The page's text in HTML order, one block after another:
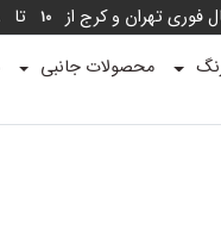
فوری تهران و کرج از 10 تا
محصولات جانبی